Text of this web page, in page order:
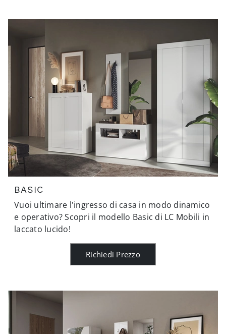
BASIC
Vuoi ultimare l'ingresso di casa in modo dinamico
e operativo? Scopri il modello Basic di LC Mobili in
laccato lucido!
Richiedi Prezzo